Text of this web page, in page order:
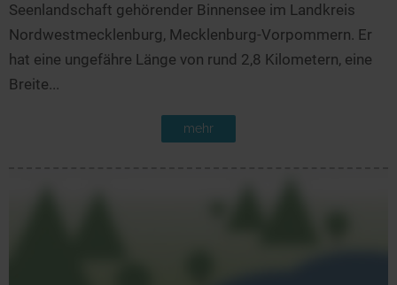
Seenlandschaft gehörender Binnensee im Landkreis
Nordwestmecklenburg, Mecklenburg-Vorpommern. Er
hat eine ungefähre Länge von rund 2,8 Kilometern, eine
Breite...
mehr